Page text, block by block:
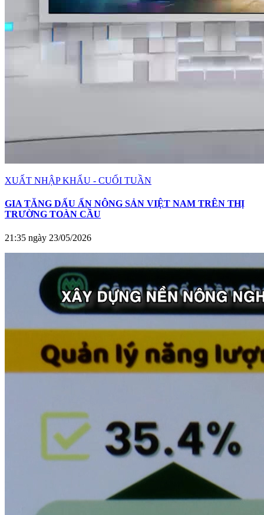
XUẤT NHẬP KHẨU - CUỐI TUẦN
GIA TĂNG DẤU ẤN NÔNG SẢN VIỆT NAM TRÊN THỊ
TRƯỜNG TOÀN CẦU
21:35 ngày 23/05/2026